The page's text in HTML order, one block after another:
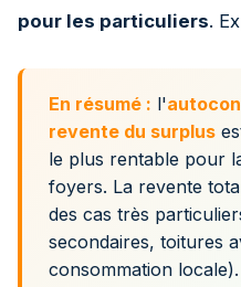
pour les particuliers.
En résumé : l'
revente du surplus
le plus rentable pour
foyers. La revente
des cas très
secondaires, toitures
consommation locale).